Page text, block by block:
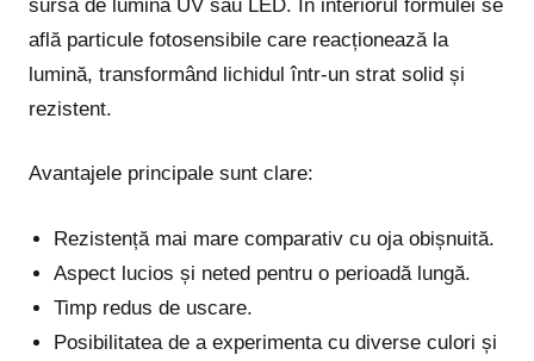
sursă de lumină UV sau LED. În interiorul formulei se
află particule fotosensibile care reacționează la
lumină, transformând lichidul într-un strat solid și
rezistent.
Avantajele principale sunt clare:
Rezistență mai mare comparativ cu oja obișnuită.
Aspect lucios și neted pentru o perioadă lungă.
Timp redus de uscare.
Posibilitatea de a experimenta cu diverse culori și